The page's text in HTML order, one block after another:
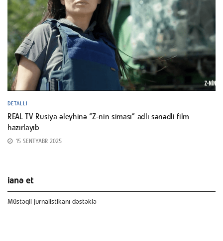
DETALLI
REAL TV Rusiya əleyhinə “Z-nin siması” adlı sənədli film
hazırlayıb
15 SENTYABR 2025
ianə et
Müstəqil jurnalistikanı dəstəklə